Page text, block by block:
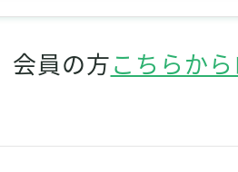
会員の方こちらか